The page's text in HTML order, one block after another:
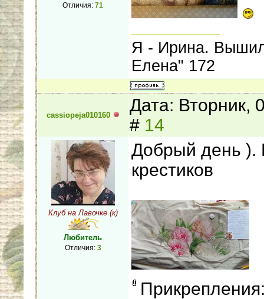
Отличия: 71
Я - Ирина.
Елена" 172
cassiopeja010160
Дата: Вторник,
# 14
Клуб на Лавочке (к)
Любитель
Отличия: 3
Добрый день ).
крестиков